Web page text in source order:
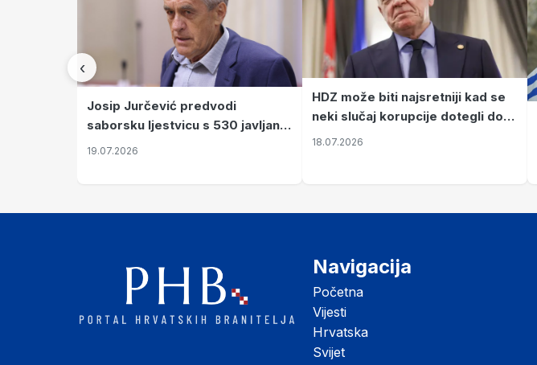
‹
Josip Jurčević predvodi
saborsku ljestvicu s 530 javljanja
za riječ
19.07.2026
HDZ može biti najsretniji kad se
neki slučaj korupcije dotegli do
vrata Ivana Turudića i DORH-a
18.07.2026
Navigacija
Početna
Vijesti
Hrvatska
Svijet